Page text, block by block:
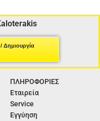
Δημιουργία
ΠΛΗΡΟΦΟΡΙΕΣ
Εταιρεία
Service
Εγγύηση